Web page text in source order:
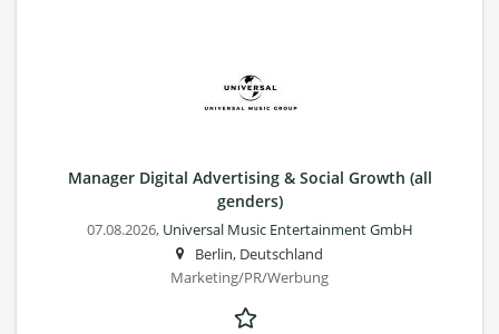
Manager Digital Advertising & Social Growth (all
genders)
07.08.2026, Universal Music Entertainment GmbH
Berlin, Deutschland
Marketing/PR/Werbung